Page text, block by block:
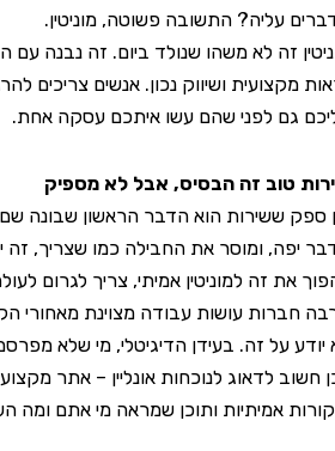
עליה? התשובה פשוטה, מוניטין.
זה לא משהו שנולד ביום. זה נבנה עם
מקצועית ושיווק נכון. אנשים צריכים
גם לפני שהם עשו איתכם עסקה אחת.
טוב זה הבסיס, אבל לא מספיק
ששירות הוא הדבר הראשון שבונה שם
יפה, ומוסר את החבילה כמו שצריך, זה
את זה למוניטין אמיתי, צריך לגרום
חברות עושות עבודה מצוינת מאחורי
על זה. בעידן הדיגיטלי, מי שלא
לדאוג לנוכחות אונליין – אתר
אמיתיות ותוכן שמראה מי אתם ומה